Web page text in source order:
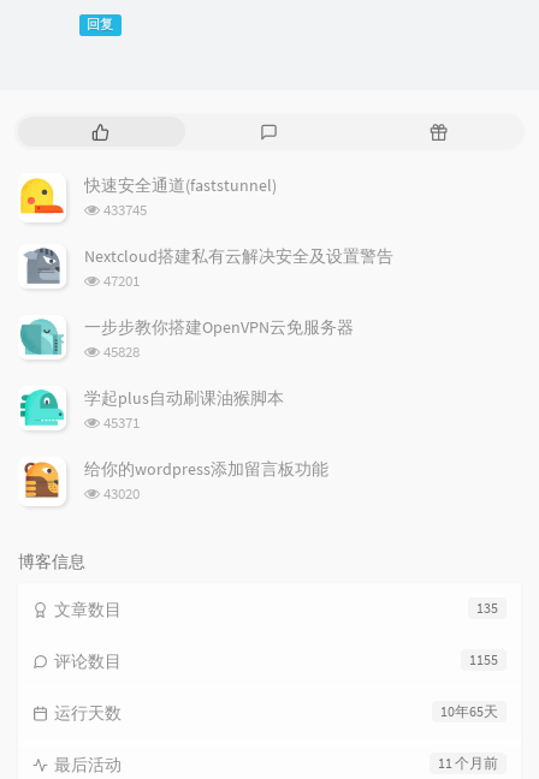
回复
热
文
章
随
快速安全通道(faststunnel)
浏
次
433745
Nextcloud搭建私有云解决安全及设置警告
浏
次
数:
47201
一步步教你搭建OpenVPN云免服务器
浏
次
数:
45828
学起plus自动刷课油猴脚本
浏
次
数:
45371
给你的wordpress添加留言板功能
浏
43020
博客信息
135
文章数目
1155
评论数目
10年65天
运行天数
11 个月前
最后活动